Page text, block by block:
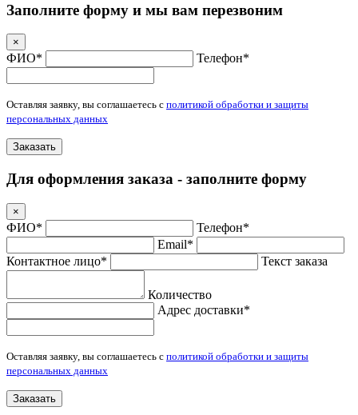
Заполните форму и мы вам перезвоним
×
ФИО* Телефон*
Оставляя заявку, вы соглашаетесь с политикой обработки и защиты
персональных данных
Заказать
Для оформления заказа - заполните форму
×
ФИО*
Телефон*
Email*
Контактное лицо*
Текст заказа
Количество
Адрес доставки*
Оставляя заявку, вы соглашаетесь с политикой обработки и защиты
персональных данных
Заказать